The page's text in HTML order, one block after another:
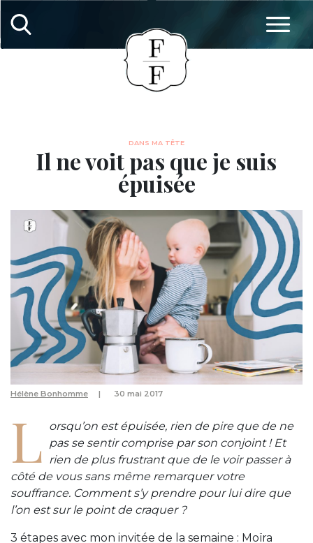
DANS MA TÊTE
Il ne voit pas que je suis
épuisée
Hélène Bonhomme 30 mai 2017
L
orsqu’on est épuisée, rien de pire que de ne
pas se sentir comprise par son conjoint ! Et
rien de plus frustrant que de le voir passer à
côté de vous sans même remarquer votre
souffrance. Comment s’y prendre pour lui dire que
l’on est sur le point de craquer ?
3 étapes avec mon invitée de la semaine : Moïra